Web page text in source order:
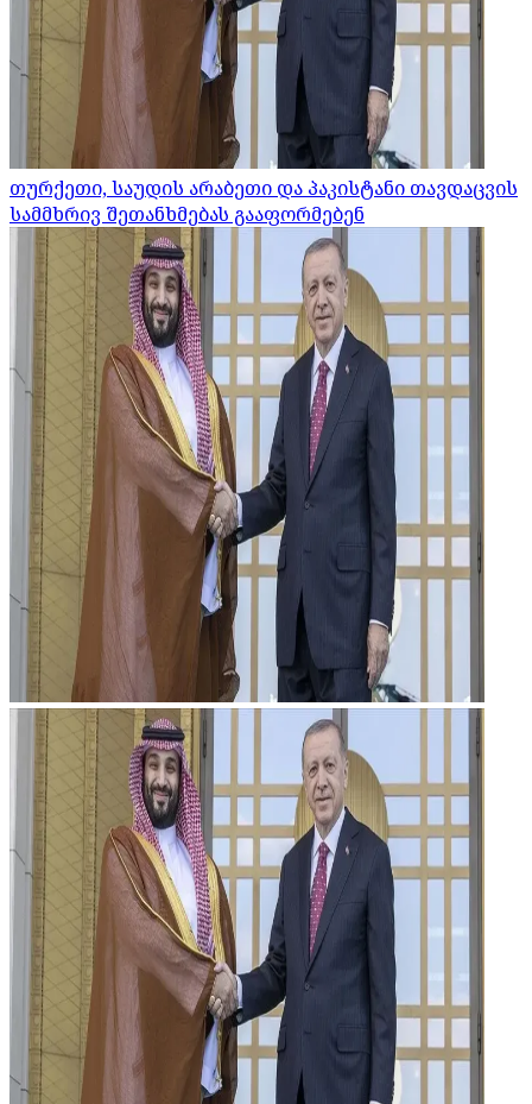
თურქეთი, საუდის არაბეთი და პაკისტანი თავდაცვის
სამმხრივ შეთანხმებას გააფორმებენ